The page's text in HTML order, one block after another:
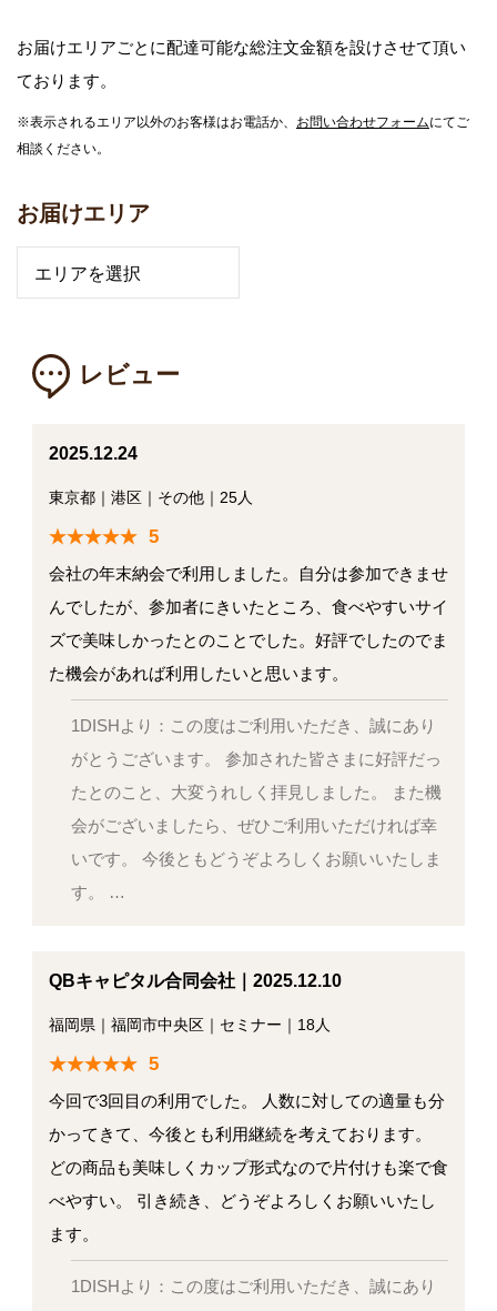
お届けエリアごとに配達可能な総注文金額を設けさせて頂い
ております。
※表示されるエリア以外のお客様はお電話か、 お問い合わせフォームにてご
相談ください。
お届けエリア
レビュー
2025.12.24
東京都｜ 港区｜ その他｜ 25人
5
会社の年末納会で利用しました。自分は参加できませ
んでしたが、参加者にきいたところ、食べやすいサイ
ズで美味しかったとのことでした。好評でしたのでま
た機会があれば利用したいと思います。
1DISHより：この度はご利用いただき、誠にあり
がとうございます。 参加された皆さまに好評だっ
たとのこと、大変うれしく拝見しました。 また機
会がございましたら、ぜひご利用いただければ幸
いです。 今後ともどうぞよろしくお願いいたしま
す。 …
QBキャピタル合同会社｜2025.12.10
福岡県 ｜ 福岡市中央区｜ セミナー ｜ 18人
5
今回で3回目の利用でした。 人数に対しての適量も分
かってきて、今後とも利用継続を考えております。
どの商品も美味しくカップ形式なので片付けも楽で食
べやすい。 引き続き、どうぞよろしくお願いいたし
ます。
1DISHより：この度はご利用いただき、誠にあり